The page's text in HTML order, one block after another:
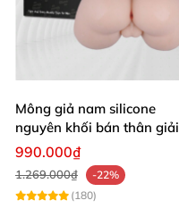
Mông giả nam silicone
nguyên khối bán thân giải
tỏa sinh lý cho nam giới
990.000₫
1.269.000₫
-22%
(180)